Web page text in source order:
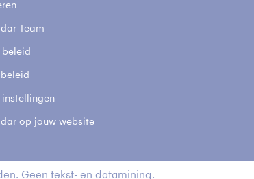
Team
beleid
instellingen
op jouw website
Geen tekst- en datamining.